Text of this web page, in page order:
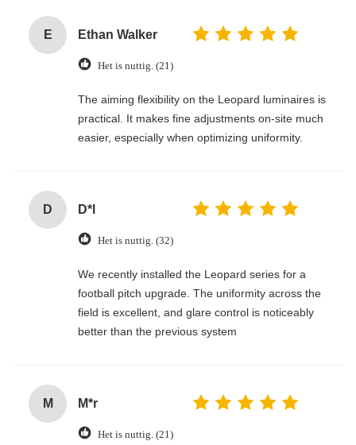
E Ethan Walker
Het is nuttig. (21)
The aiming flexibility on the Leopard luminaires is
practical. It makes fine adjustments on-site much
easier, especially when optimizing uniformity.
D D*l
Het is nuttig. (32)
We recently installed the Leopard series for a
football pitch upgrade. The uniformity across the
field is excellent, and glare control is noticeably
better than the previous system
M M*r
Het is nuttig. (21)